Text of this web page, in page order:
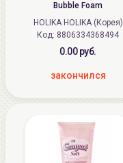
Bubble Foam
HOLIKA HOLIKA (Корея)
Код: 8806334368494
0.00 руб.
закончился